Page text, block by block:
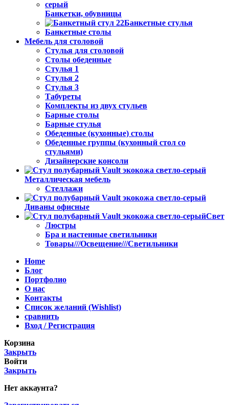
Банкетки, обувницы
Банкетные стулья
Банкетные столы
Мебель для столовой
Стулья для столовой
Столы обеденные
Стулья 1
Стулья 2
Стулья 3
Табуреты
Комплекты из двух стульев
Барные столы
Барные стулья
Обеденные (кухонные) столы
Обеденные группы (кухонный стол со
стульями)
Дизайнерские консоли
Металлическая мебель
Стеллажи
Диваны офисные
Свет
Люстры
Бра и настенные светильники
Товары///Освещение///Светильники
Home
Блог
Портфолио
О нас
Контакты
Список желаний (Wishlist)
сравнить
Вход / Регистрация
Корзина
Закрыть
Войти
Закрыть
Нет аккаунта?